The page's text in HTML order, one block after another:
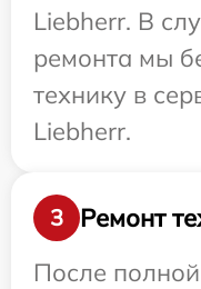
Liebherr. В
ремонта мы
технику в
Liebherr.
3
Ремонт
После